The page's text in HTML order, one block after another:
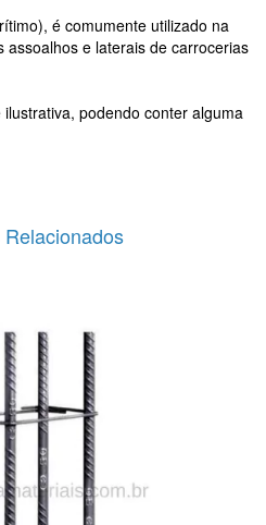
é comumente utilizado na
assoalhos e laterais de carrocerias
podendo conter alguma